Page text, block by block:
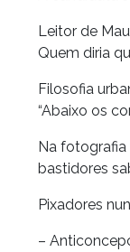
Leitor de
Quem diria
Filosofia
“Abaixo os
Na
bastidores
Pixadores
–